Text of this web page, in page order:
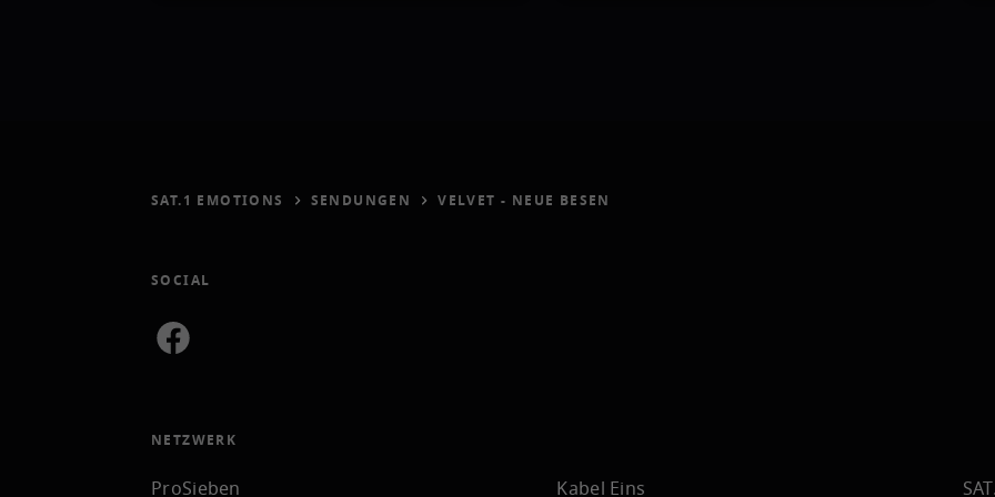
SAT.1 EMOTIONS SENDUNGEN VELVET - NEUE BESEN
SOCIAL
NETZWERK
ProSieben Kabel Eins